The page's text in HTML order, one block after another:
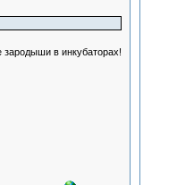
зародыши в инкубаторах!